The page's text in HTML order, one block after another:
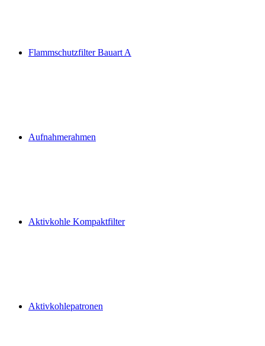
Flammschutzfilter Bauart A
Aufnahmerahmen
Aktivkohle Kompaktfilter
Aktivkohlepatronen